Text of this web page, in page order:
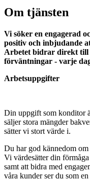
Om tjänsten
Vi söker en engagerad
positiv och inbjudande
Arbetet bidrar direkt
förväntningar - varje
Arbetsuppgifter
Din uppgift som konditor
säljer stora mängder
sätter vi stort värde i.
Du har god kännedom
Vi värdesätter din
samt att bidra med
våra kunder ser du som